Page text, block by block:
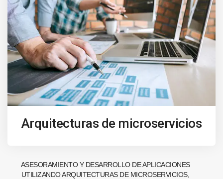
Arquitecturas de microservicios
ASESORAMIENTO Y DESARROLLO DE APLICACIONES
UTILIZANDO ARQUITECTURAS DE MICROSERVICIOS,